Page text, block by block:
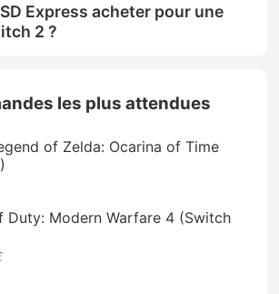
Express acheter pour une
2 ?
les plus attendues
of Zelda: Ocarina of Time
Duty: Modern Warfare 4 (Switch